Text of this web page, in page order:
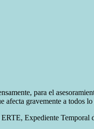
para el
afecta gravemente a todos
Expediente